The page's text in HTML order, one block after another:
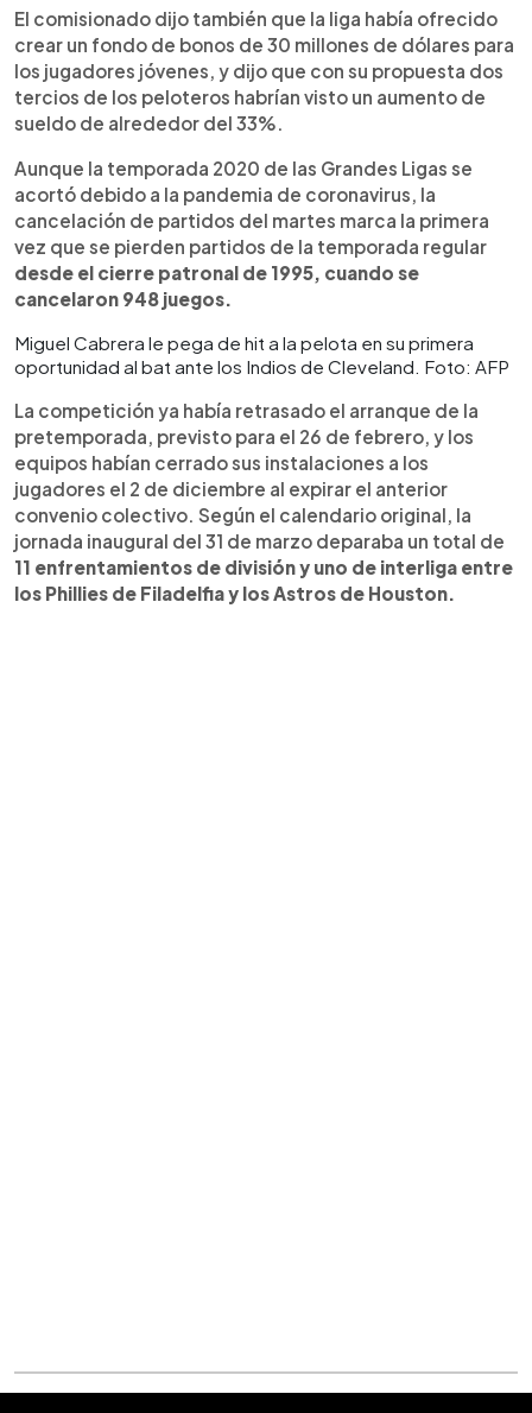
El comisionado dijo también que la liga había ofrecido
crear un fondo de bonos de 30 millones de dólares para
los jugadores jóvenes, y dijo que con su propuesta dos
tercios de los peloteros habrían visto un aumento de
sueldo de alrededor del 33%.
Aunque la temporada 2020 de las Grandes Ligas se
acortó debido a la pandemia de coronavirus, la
cancelación de partidos del martes marca la primera
vez que se pierden partidos de la temporada regular
desde el cierre patronal de 1995, cuando se
cancelaron 948 juegos.
Miguel Cabrera le pega de hit a la pelota en su primera
oportunidad al bat ante los Indios de Cleveland. Foto: AFP
La competición ya había retrasado el arranque de la
pretemporada, previsto para el 26 de febrero, y los
equipos habían cerrado sus instalaciones a los
jugadores el 2 de diciembre al expirar el anterior
convenio colectivo. Según el calendario original, la
jornada inaugural del 31 de marzo deparaba un total de
11 enfrentamientos de división y uno de interliga entre
los Phillies de Filadelfia y los Astros de Houston.